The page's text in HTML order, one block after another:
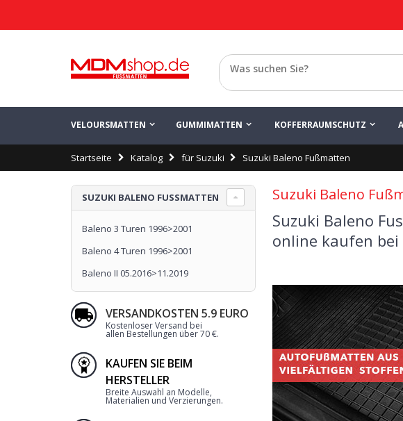
Zurück
VELOURSMATTEN GUMMIMATTEN KOFFERRAUMSCHUTZ
Startseite Katalog für Suzuki Suzuki Baleno Fußmatten
Suzuki Baleno
Suzuki Baleno
online kaufen bei
SUZUKI BALENO FUSSMATTEN
Baleno 3 Turen 1996>2001
Baleno 4 Turen 1996>2001
Baleno II 05.2016>11.2019
VERSANDKOSTEN 5.9 EURO
Kostenloser Versand bei
allen Bestellungen über 70 €.
KAUFEN SIE BEIM
HERSTELLER
Breite Auswahl an Modelle,
Materialien und Verzierungen.